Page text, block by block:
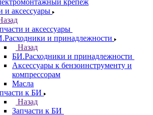
крепеж
и аксессуары
и аксессуары
и принадлежности
Назад
БИ.Расходники и принадлежности
Аксессуары к бензоинструменту и
компрессорам
Масла
к БИ
Назад
Запчасти к БИ